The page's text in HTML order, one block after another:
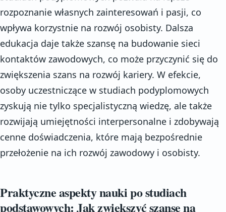
rozpoznanie własnych zainteresowań i pasji, co
wpływa korzystnie na rozwój osobisty. Dalsza
edukacja daje także szansę na budowanie sieci
kontaktów zawodowych, co może przyczynić się do
zwiększenia szans na rozwój kariery. W efekcie,
osoby uczestniczące w studiach podyplomowych
zyskują nie tylko specjalistyczną wiedzę, ale także
rozwijają umiejętności interpersonalne i zdobywają
cenne doświadczenia, które mają bezpośrednie
przełożenie na ich rozwój zawodowy i osobisty.
Praktyczne aspekty nauki po studiach
podstawowych: Jak zwiększyć szanse na